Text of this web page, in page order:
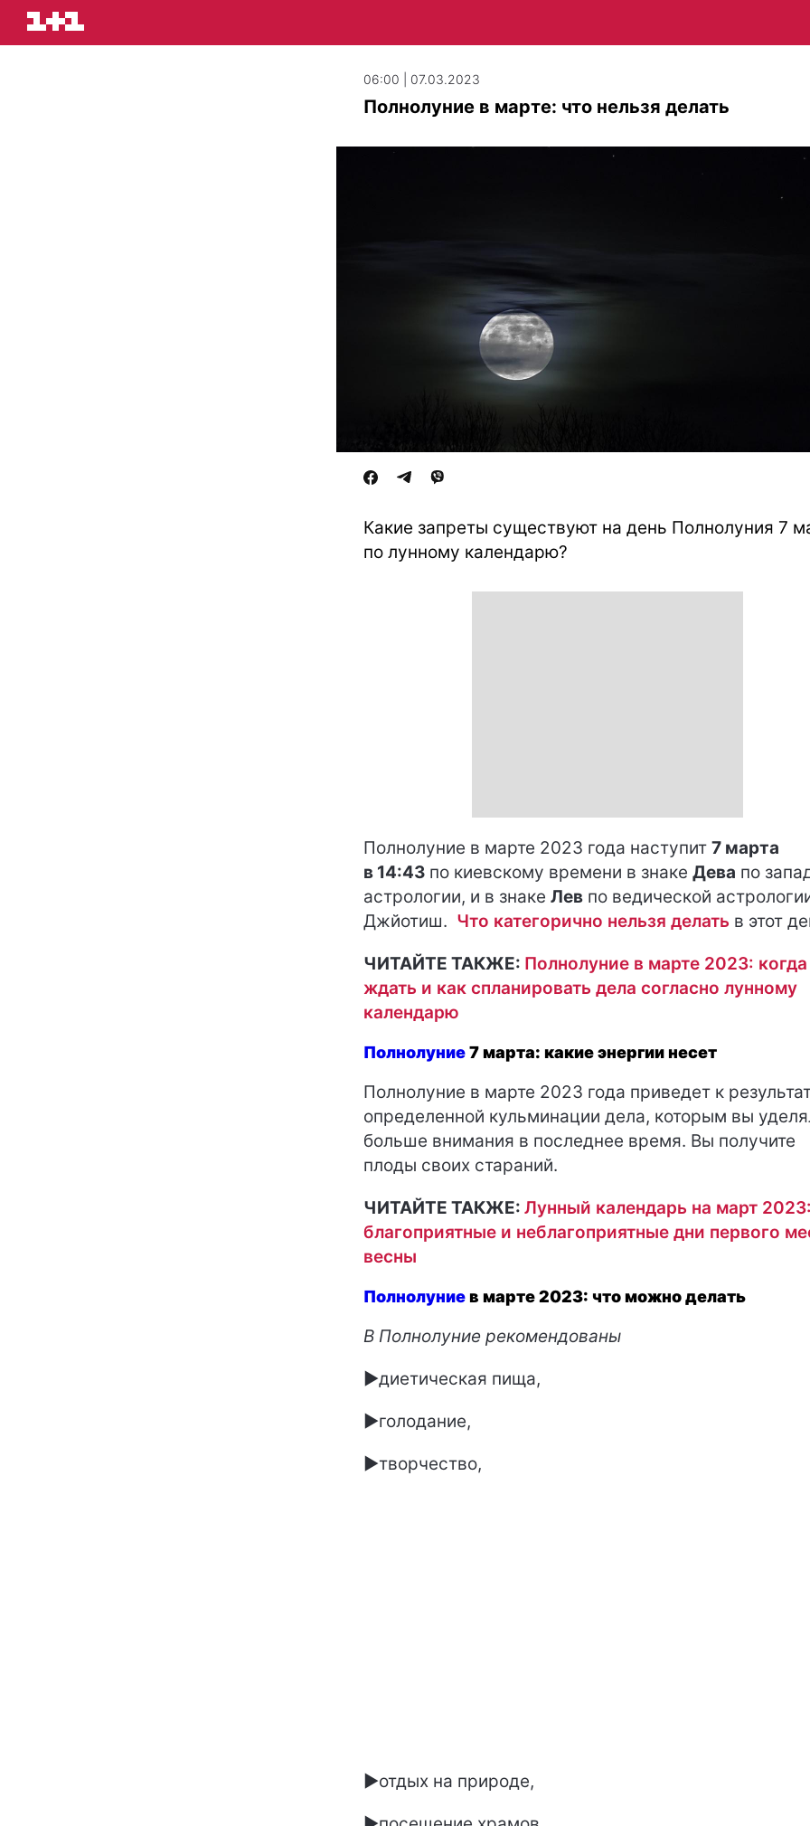
06:00 | 07.03.2023
Полнолуние в марте: что нельзя делать
Какие запреты существуют на день Полнолуния 7
по лунному календарю?
Полнолуние в марте 2023 года наступит 7 марта
в 14:43 по киевскому времени в знаке Дева по
астрологии, и в знаке Лев по ведической
Джйотиш. Что категорично нельзя делать в этот
ЧИТАЙТЕ ТАКЖЕ: Полнолуние в марте 2023: когда
ждать и как спланировать дела согласно лунному
календарю
Полнолуние7 марта: какие энергии несет
Полнолуние в марте 2023 года приведет к
определенной кульминации дела, которым вы
больше внимания в последнее время. Вы получите
плоды своих стараний.
ЧИТАЙТЕ ТАКЖЕ: Лунный календарь на март
благоприятные и неблагоприятные дни первого
весны
Полнолуниев марте 2023: что можно делать
В Полнолуние рекомендованы
►диетическая пища,
►голодание,
►творчество,
►отдых на природе,